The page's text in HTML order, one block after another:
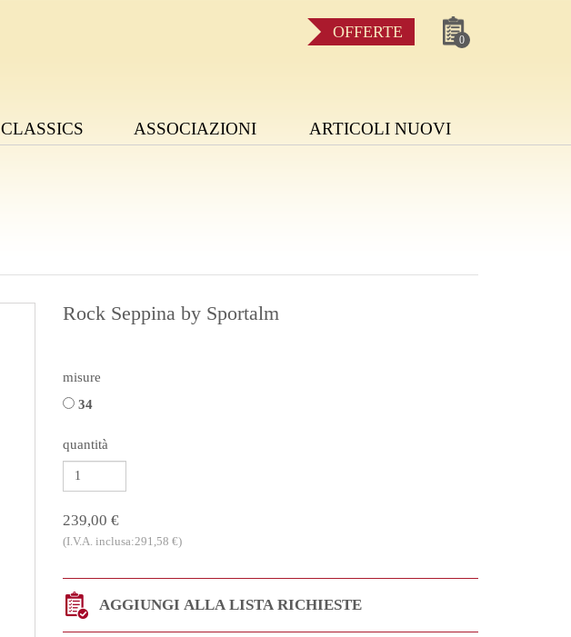
OFFERTE 0
CLASSICS ASSOCIAZIONI ARTICOLI NUOVI
Rock Seppina by Sportalm
misure
34
quantità
239,00 €
(I.V.A. inclusa:291,58 €)
AGGIUNGI ALLA LISTA RICHIESTE